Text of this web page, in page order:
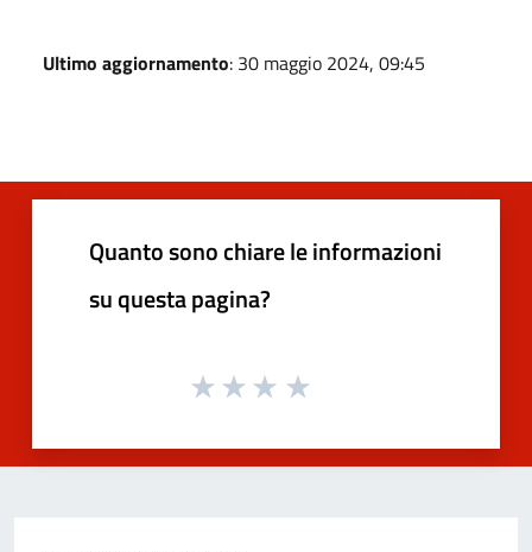
Ultimo aggiornamento: 30 maggio 2024, 09:45
Quanto sono chiare le informazioni
su questa pagina?